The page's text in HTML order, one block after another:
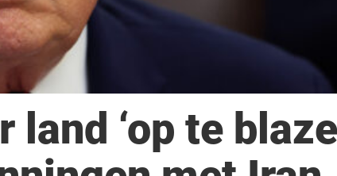
‘op te